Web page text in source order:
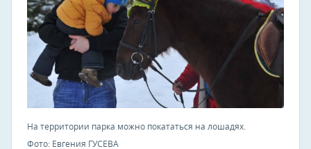
На территории парка можно покататься на лошадях.
Фото: Евгения ГУСЕВА